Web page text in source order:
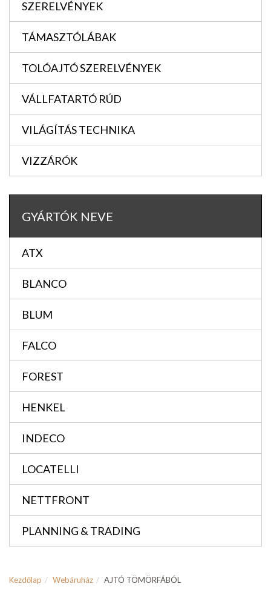
SZERELVÉNYEK
TÁMASZTÓLÁBAK
TOLÓAJTÓ SZERELVÉNYEK
VÁLLFATARTÓ RÚD
VILÁGÍTÁS TECHNIKA
VIZZÁRÓK
GYÁRTÓK NEVE
ATX
BLANCO
BLUM
FALCO
FOREST
HENKEL
INDECO
LOCATELLI
NETTFRONT
PLANNING & TRADING
Kezdőlap Webáruház AJTÓ TÖMÖRFÁBÓL